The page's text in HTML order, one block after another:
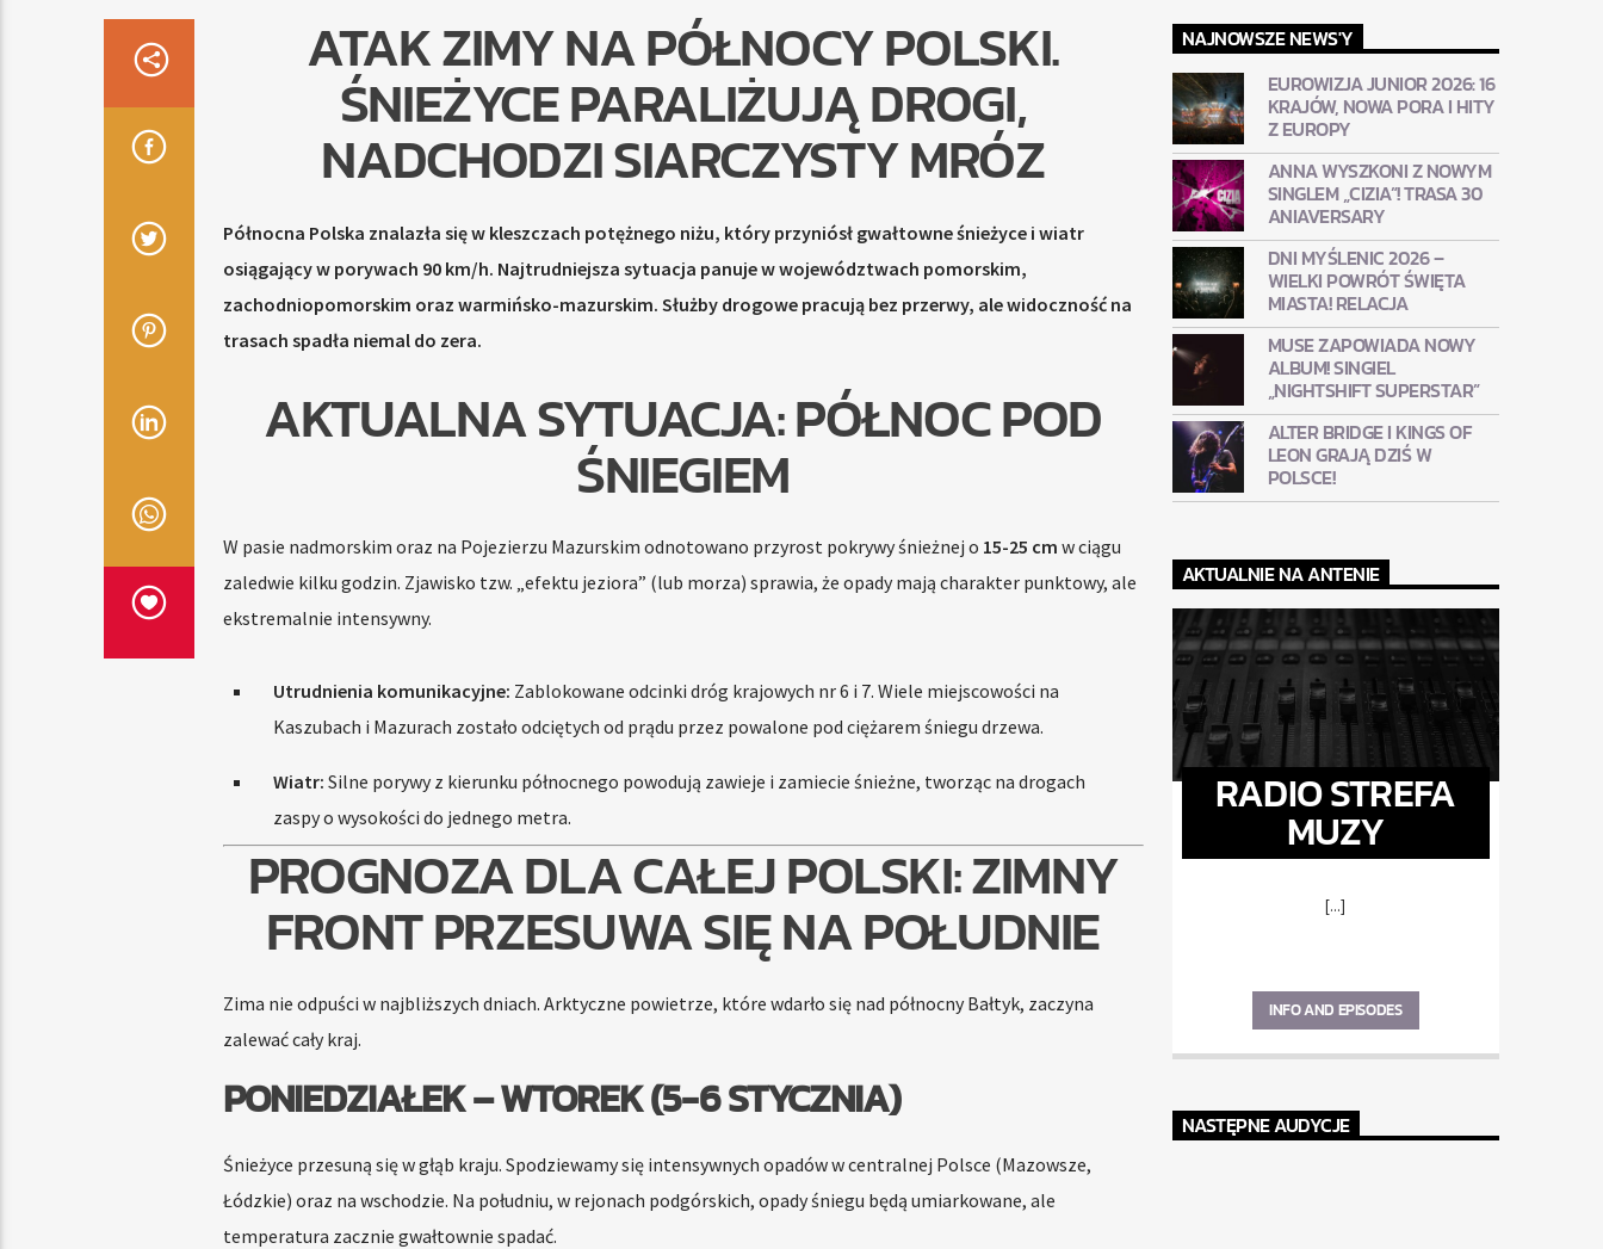
ATAK ZIMY NA PÓŁNOCY POLSKI.
ŚNIEŻYCE PARALIŻUJĄ DROGI,
NADCHODZI SIARCZYSTY MRÓZ
Północna Polska znalazła się w kleszczach potężnego niżu, który przyniósł gwałtowne śnieżyce i wiatr
osiągający w porywach 90 km/h. Najtrudniejsza sytuacja panuje w województwach pomorskim,
zachodniopomorskim oraz warmińsko-mazurskim. Służby drogowe pracują bez przerwy, ale widoczność na
trasach spadła niemal do zera.
AKTUALNA SYTUACJA: PÓŁNOC POD
ŚNIEGIEM
W pasie nadmorskim oraz na Pojezierzu Mazurskim odnotowano przyrost pokrywy śnieżnej o 15-25 cm w ciągu
zaledwie kilku godzin. Zjawisko tzw. „efektu jeziora” (lub morza) sprawia, że opady mają charakter punktowy, ale
ekstremalnie intensywny.
Utrudnienia komunikacyjne: Zablokowane odcinki dróg krajowych nr 6 i 7. Wiele miejscowości na
Kaszubach i Mazurach zostało odciętych od prądu przez powalone pod ciężarem śniegu drzewa.
Wiatr: Silne porywy z kierunku północnego powodują zawieje i zamiecie śnieżne, tworząc na drogach
zaspy o wysokości do jednego metra.
PROGNOZA DLA CAŁEJ POLSKI: ZIMNY
FRONT PRZESUWA SIĘ NA POŁUDNIE
Zima nie odpuści w najbliższych dniach. Arktyczne powietrze, które wdarło się nad północny Bałtyk, zaczyna
zalewać cały kraj.
PONIEDZIAŁEK – WTOREK (5-6 STYCZNIA)
Śnieżyce przesuną się w głąb kraju. Spodziewamy się intensywnych opadów w centralnej Polsce (Mazowsze,
Łódzkie) oraz na wschodzie. Na południu, w rejonach podgórskich, opady śniegu będą umiarkowane, ale
temperatura zacznie gwałtownie spadać.
NAJNOWSZE NEWS'Y
EUROWIZJA JUNIOR 2026: 16
KRAJÓW, NOWA PORA I HITY
Z EUROPY
ANNA WYSZKONI Z NOWYM
SINGLEM „CIZIA”! TRASA 30
ANIAVERSARY
DNI MYŚLENIC 2026 –
WIELKI POWRÓT ŚWIĘTA
MIASTA! RELACJA
MUSE ZAPOWIADA NOWY
ALBUM! SINGIEL
„NIGHTSHIFT SUPERSTAR”
ALTER BRIDGE I KINGS OF
LEON GRAJĄ DZIŚ W
POLSCE!
AKTUALNIE NA ANTENIE
RADIO STREFA
MUZY
[...]
INFO AND EPISODES
NASTĘPNE AUDYCJE